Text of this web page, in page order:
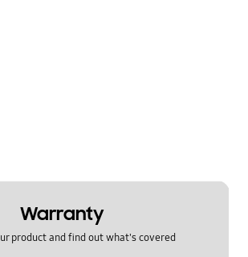
Warranty
product and find out what's covered